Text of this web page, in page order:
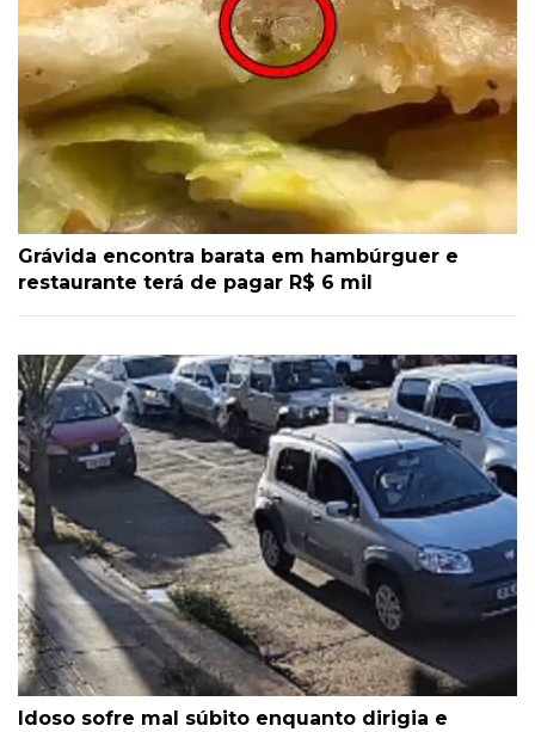
Grávida encontra barata em hambúrguer e
restaurante terá de pagar R$ 6 mil
Idoso sofre mal súbito enquanto dirigia e